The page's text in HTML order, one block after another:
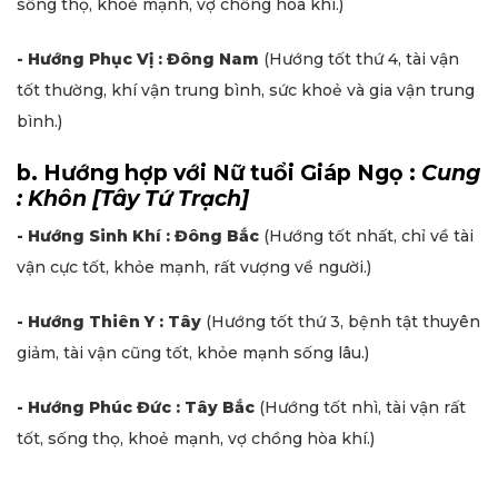
sống thọ, khoẻ mạnh, vợ chồng hòa khí.)
- Hướng Phục Vị : Đông Nam (Hướng tốt thứ 4, tài vận
tốt thường, khí vận trung bình, sức khoẻ và gia vận trung
bình.)
b. Hướng hợp với Nữ tuổi Giáp Ngọ : Cung
: Khôn [Tây Tứ Trạch]
- Hướng Sinh Khí : Đông Bắc (Hướng tốt nhất, chỉ về tài
vận cực tốt, khỏe mạnh, rất vượng về người.)
- Hướng Thiên Y : Tây (Hướng tốt thứ 3, bệnh tật thuyên
giảm, tài vận cũng tốt, khỏe mạnh sống lâu.)
- Hướng Phúc Đức : Tây Bắc (Hướng tốt nhì, tài vận rất
tốt, sống thọ, khoẻ mạnh, vợ chồng hòa khí.)